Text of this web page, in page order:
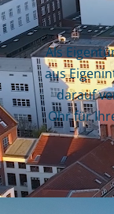
Als
aus
darauf
Ohr für